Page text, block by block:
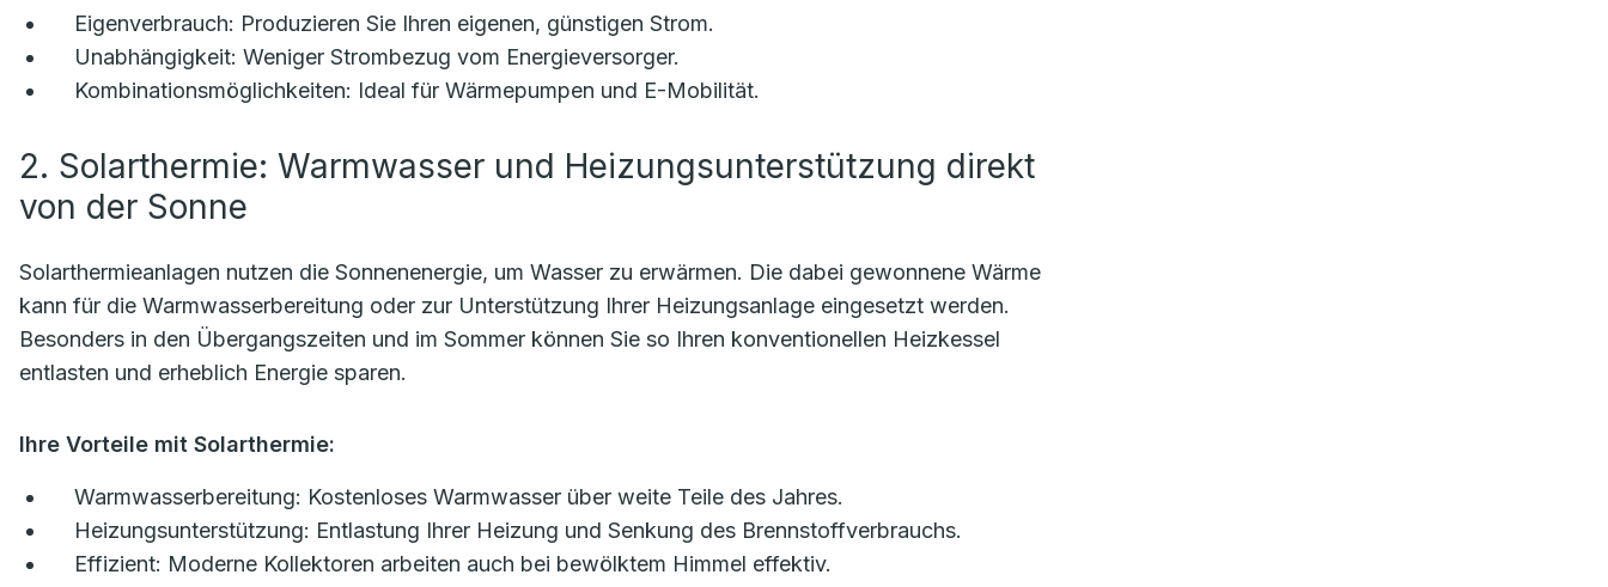
Eigenverbrauch: Produzieren Sie Ihren eigenen, günstigen Strom.
Unabhängigkeit: Weniger Strombezug vom Energieversorger.
Kombinationsmöglichkeiten: Ideal für Wärmepumpen und E-Mobilität.
2. Solarthermie: Warmwasser und Heizungsunterstützung direkt
von der Sonne
Solarthermieanlagen nutzen die Sonnenenergie, um Wasser zu erwärmen. Die dabei gewonnene Wärme
kann für die Warmwasserbereitung oder zur Unterstützung Ihrer Heizungsanlage eingesetzt werden.
Besonders in den Übergangszeiten und im Sommer können Sie so Ihren konventionellen Heizkessel
entlasten und erheblich Energie sparen.
Ihre Vorteile mit Solarthermie:
Warmwasserbereitung: Kostenloses Warmwasser über weite Teile des Jahres.
Heizungsunterstützung: Entlastung Ihrer Heizung und Senkung des Brennstoffverbrauchs.
Effizient: Moderne Kollektoren arbeiten auch bei bewölktem Himmel effektiv.